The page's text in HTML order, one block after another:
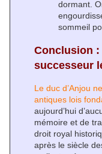
dormant.
sommeil
Conclusion :
successeur
Le duc d’Anjou
antiques lois
aujourd’hui
mémoire et de
droit royal
après le siècle